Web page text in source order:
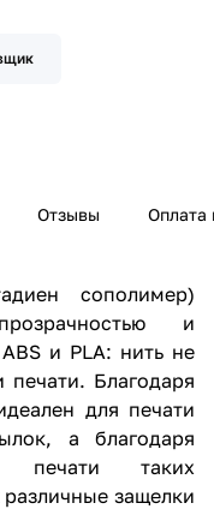
Отзывы Оплата
сополимер)
и
и PLA: нить не
Благодаря
для печати
а благодаря
печати таких
защелки